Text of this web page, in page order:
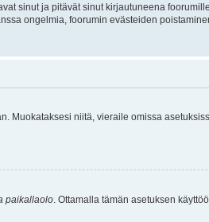
sinut ja pitävät sinut kirjautuneena
ongelmia, foorumin evästeiden
Muokataksesi niitä, vieraile omissa
paikallaolo . Ottamalla tämän asetuksen